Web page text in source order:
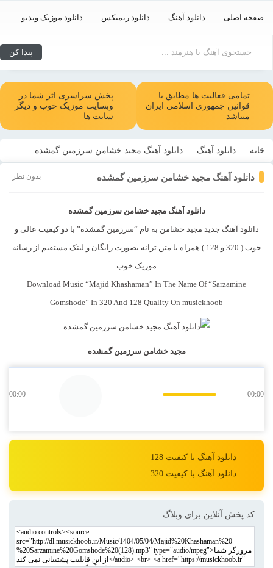
صفحه اصلی دانلود آهنگ دانلود ریمیکس دانلود موزیک ویدیو
تمامی فعالیت ها مطابق با
قوانین جمهوری اسلامی ایران
میباشد
پخش سراسری اثر شما در
وبسایت موزیک خوب و دیگر
سایت ها
خانه دانلود آهنگ دانلود آهنگ مجید خشامن سرزمین گمشده
دانلود آهنگ مجید خشامن سرزمین گمشده بدون نظر
دانلود آهنگ مجید خشامن سرزمین گمشده
دانلود آهنگ جدید مجید خشامن به نام “سرزمین گمشده” با دو کیفیت عالی و
خوب ( 320 و 128 ) همراه با متن ترانه بصورت رایگان و لینک مستقیم از رسانه
موزیک خوب
Download Music “Majid Khashaman” In The Name Of “Sarzamine
Gomshode” In 320 And 128 Quality On musickhoob
مجید خشامن سرزمین گمشده
00:00 00:00
دانلود آهنگ با کیفیت 128
دانلود آهنگ با کیفیت 320
کد پخش آنلاین برای وبلاگ